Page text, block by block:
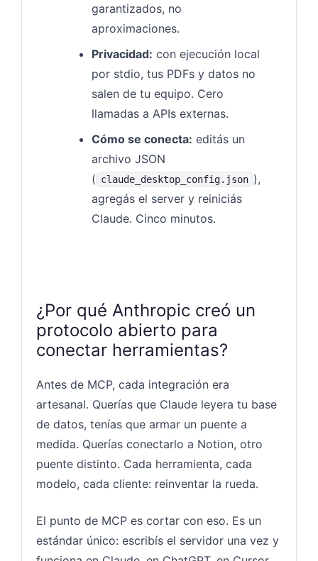
garantizados, no
aproximaciones.
Privacidad: con ejecución local
por stdio, tus PDFs y datos no
salen de tu equipo. Cero
llamadas a APIs externas.
Cómo se conecta: editás un
archivo JSON
( claude_desktop_config.json ),
agregás el server y reiniciás
Claude. Cinco minutos.
¿Por qué Anthropic creó un
protocolo abierto para
conectar herramientas?
Antes de MCP, cada integración era
artesanal. Querías que Claude leyera tu base
de datos, tenías que armar un puente a
medida. Querías conectarlo a Notion, otro
puente distinto. Cada herramienta, cada
modelo, cada cliente: reinventar la rueda.
El punto de MCP es cortar con eso. Es un
estándar único: escribís el servidor una vez y